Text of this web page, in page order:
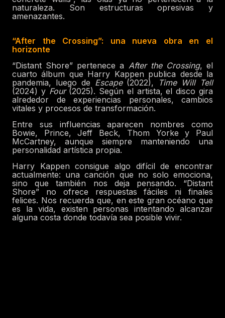
naturaleza. Son estructuras opresivas y
amenazantes.
“After the Crossing”: una nueva obra en el
horizonte
“Distant Shore” pertenece a After the Crossing, el
cuarto álbum que Harry Kappen publica desde la
pandemia, luego de Escape(2022),
Time Will Tell
(2024) y Four (2025). Según el artista, el disco gira
alrededor de experiencias personales, cambios
vitales y procesos de transformación.
Entre sus influencias aparecen nombres como
Bowie, Prince, Jeff Beck, Thom Yorke y Paul
McCartney, aunque siempre manteniendo una
personalidad artística propia.
Harry Kappen consigue algo difícil de encontrar
actualmente: una canción que no solo emociona,
sino que también nos deja pensando. “Distant
Shore” no ofrece respuestas fáciles ni finales
felices. Nos recuerda que, en este gran océano que
es la vida, existen personas intentando alcanzar
alguna costa donde todavía sea posible vivir.